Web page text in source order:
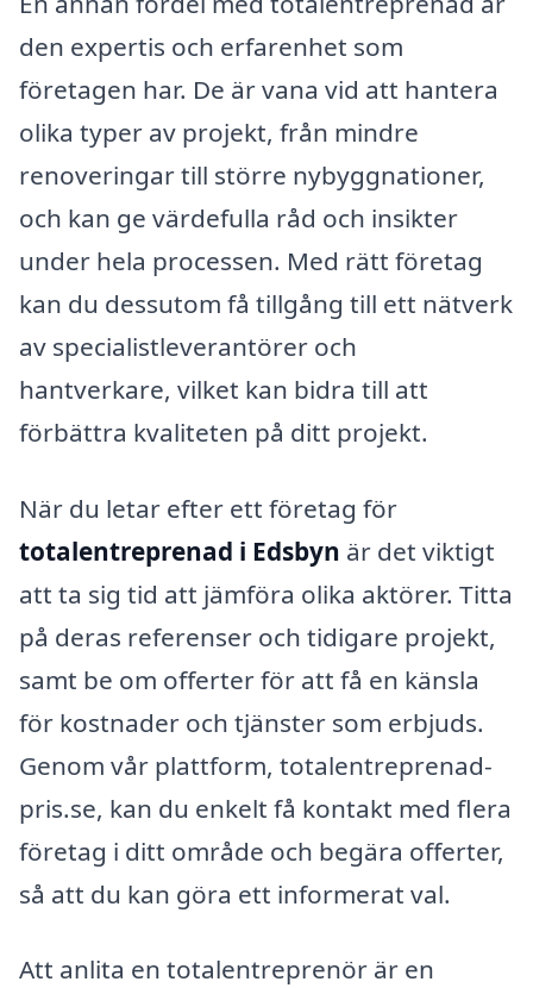
den expertis och erfarenhet som
företagen har. De är vana vid att hantera
olika typer av projekt, från mindre
renoveringar till större nybyggnationer,
och kan ge värdefulla råd och insikter
under hela processen. Med rätt företag
kan du dessutom få tillgång till ett nätverk
av specialistleverantörer och
hantverkare, vilket kan bidra till att
förbättra kvaliteten på ditt projekt.
När du letar efter ett företag för
totalentreprenad i Edsbyn är det viktigt
att ta sig tid att jämföra olika aktörer. Titta
på deras referenser och tidigare projekt,
samt be om offerter för att få en känsla
för kostnader och tjänster som erbjuds.
Genom vår plattform, totalentreprenad-
pris.se, kan du enkelt få kontakt med flera
företag i ditt område och begära offerter,
så att du kan göra ett informerat val.
Att anlita en totalentreprenör är en